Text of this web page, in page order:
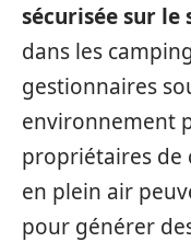
sécurisée sur le
dans les
gestionnaires
environnement
propriétaires de
en plein air
pour générer